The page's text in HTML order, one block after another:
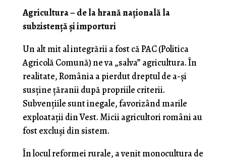
Agricultura – de la hrană națională la
subzistență și importuri
Un alt mit al integrării a fost că PAC (Politica
Agricolă Comună) ne va „salva” agricultura. În
realitate, România a pierdut dreptul de a-și
susține țăranii după propriile criterii.
Subvențiile sunt inegale, favorizând marile
exploatații din Vest. Micii agricultori români au
fost excluși din sistem.
În locul reformei rurale, a venit monocultura de